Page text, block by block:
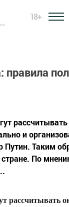
18+
и
Таким
По
рассчитывать